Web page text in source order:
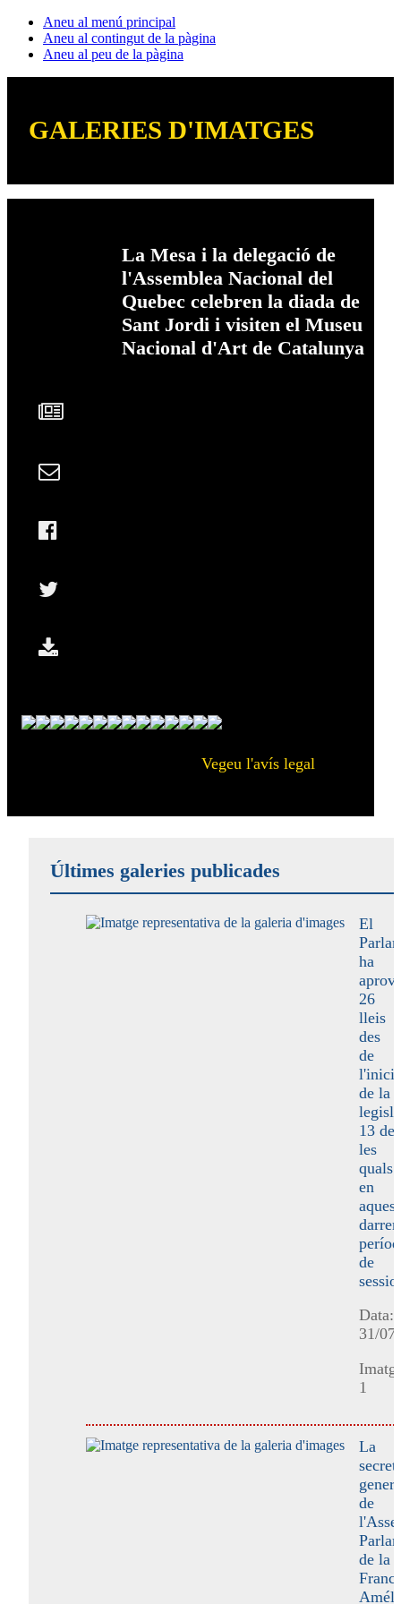
Aneu al menú principal
Aneu al contingut de la pàgina
Aneu al peu de la pàgina
GALERIES D'IMATGES
La Mesa i la delegació de
l'Assemblea Nacional del
Quebec celebren la diada de
Sant Jordi i visiten el Museu
Nacional d'Art de Catalunya
Vegeu l'avís legal
Últimes galeries publicades
El
ha
26
lleis
des
de
l'inici
de la
13 de
les
quals
en
aquest
darrer
de
Data:
31/
1
La
de
de la